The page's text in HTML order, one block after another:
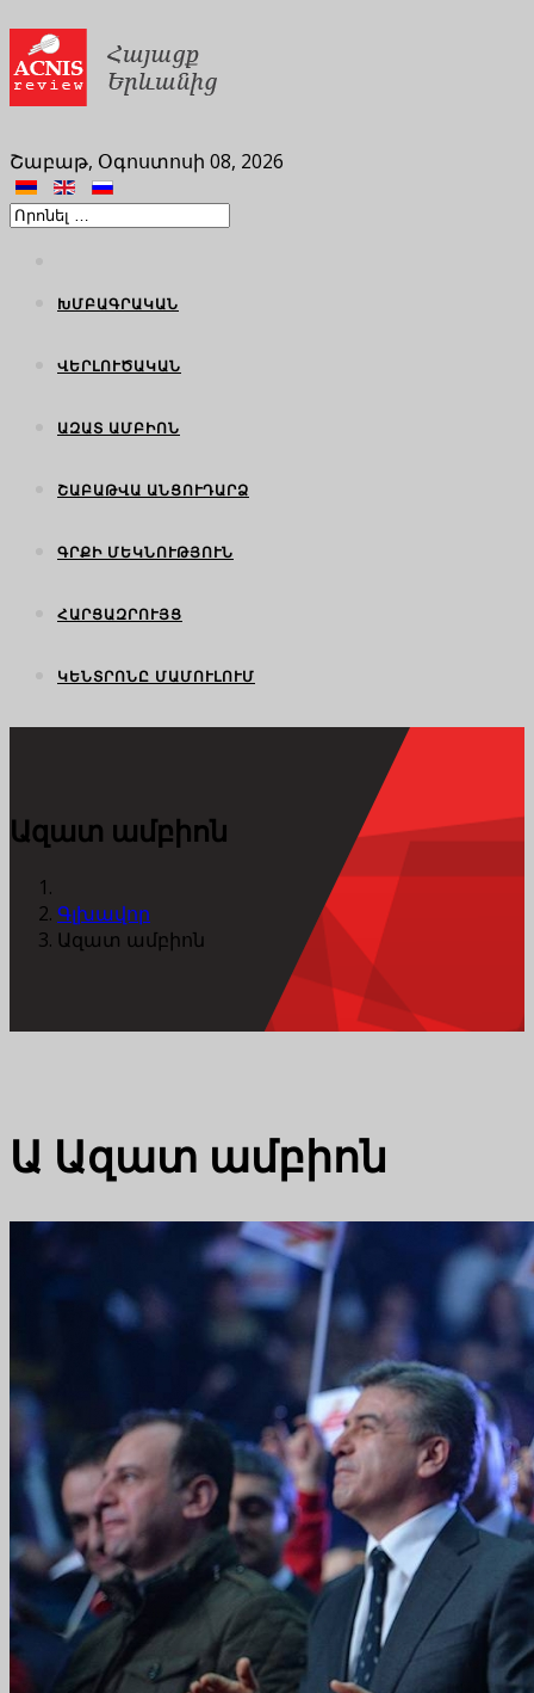
Շաբաթ, Օգոստոսի 08, 2026
ԽՄԲԱԳՐԱԿԱՆ
ՎԵՐԼՈՒԾԱԿԱՆ
ԱԶԱՏ ԱՄԲԻՈՆ
ՇԱԲԱԹՎԱ ԱՆՑՈՒԴԱՐՁ
ԳՐՔԻ ՄԵԿՆՈՒԹՅՈՒՆ
ՀԱՐՑԱԶՐՈՒՅՑ
ԿԵՆՏՐՈՆԸ ՄԱՄՈՒԼՈՒՄ
Ազատ ամբիոն
Գլխավոր
Ազատ ամբիոն
Ա Ազատ ամբիոն